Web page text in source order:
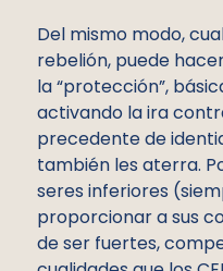
Del mismo modo,
rebelión, puede
la “protección”,
activando la ira
precedente de
también les aterra.
seres inferiores
proporcionar a sus
de ser fuertes,